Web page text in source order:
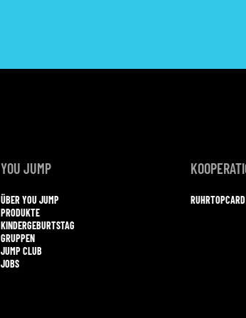
YOU JUMP
ÜBER YOU JUMP
PRODUKTE
KINDERGEBURTSTAG
GRUPPEN
JUMP CLUB
JOBS
RUHRTOPCARD